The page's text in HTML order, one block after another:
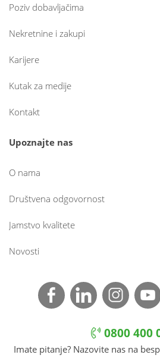
Poziv dobavljačima
Nekretnine i zakupi
Karijere
Kutak za medije
Kontakt
Upoznajte nas
O nama
Društvena odgovornost
Jamstvo kvalitete
Novosti
0800 400
Imate pitanje? Nazovite nas na